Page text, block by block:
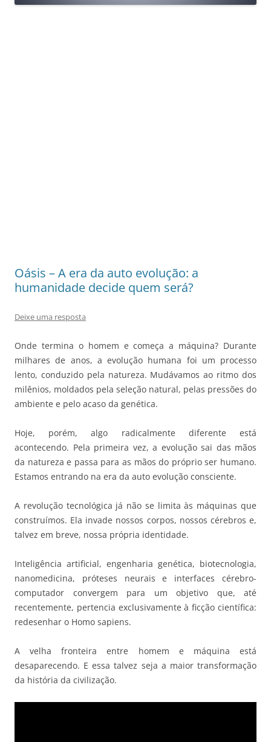
Oásis – A era da auto evolução: a
humanidade decide quem será?
Deixe uma resposta
Onde termina o homem e começa a máquina? Durante
milhares de anos, a evolução humana foi um processo
lento, conduzido pela natureza. Mudávamos ao ritmo dos
milênios, moldados pela seleção natural, pelas pressões do
ambiente e pelo acaso da genética.
Hoje, porém, algo radicalmente diferente está
acontecendo. Pela primeira vez, a evolução sai das mãos
da natureza e passa para as mãos do próprio ser humano.
Estamos entrando na era da auto evolução consciente.
A revolução tecnológica já não se limita às máquinas que
construímos. Ela invade nossos corpos, nossos cérebros e,
talvez em breve, nossa própria identidade.
Inteligência artificial, engenharia genética, biotecnologia,
nanomedicina, próteses neurais e interfaces cérebro-
computador convergem para um objetivo que, até
recentemente, pertencia exclusivamente à ficção científica:
redesenhar o Homo sapiens.
A velha fronteira entre homem e máquina está
desaparecendo. E essa talvez seja a maior transformação
da história da civilização.